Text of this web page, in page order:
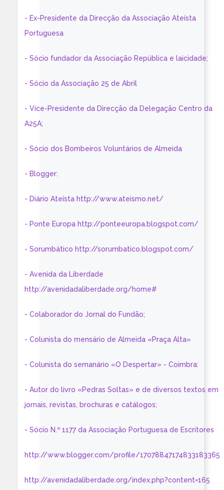
- Ex-Presidente da Direcção da Associação Ateísta
Portuguesa
- Sócio fundador da Associação República e laicidade;
- Sócio da Associação 25 de Abril
- Vice-Presidente da Direcção da Delegação Centro da
A25A;
- Sócio dos Bombeiros Voluntários de Almeida
- Blogger:
- Diário Ateísta http://www.ateismo.net/
- Ponte Europa http://ponteeuropa.blogspot.com/
- Sorumbático http://sorumbatico.blogspot.com/
- Avenida da Liberdade
http://avenidadaliberdade.org/home#
- Colaborador do Jornal do Fundão;
- Colunista do mensário de Almeida «Praça Alta»
- Colunista do semanário «O Despertar» - Coimbra:
- Autor do livro «Pedras Soltas» e de diversos textos em
jornais, revistas, brochuras e catálogos;
- Sócio N.º 1177 da Associação Portuguesa de Escritores
http://www.blogger.com/profile/17078847174833183365
http://avenidadaliberdade.org/index.php?content=165